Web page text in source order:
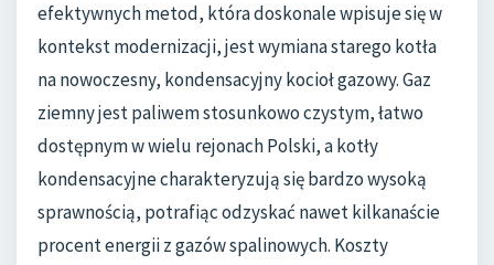
efektywnych metod, która doskonale wpisuje się w
kontekst modernizacji, jest wymiana starego kotła
na nowoczesny, kondensacyjny kocioł gazowy. Gaz
ziemny jest paliwem stosunkowo czystym, łatwo
dostępnym w wielu rejonach Polski, a kotły
kondensacyjne charakteryzują się bardzo wysoką
sprawnością, potrafiąc odzyskać nawet kilkanaście
procent energii z gazów spalinowych. Koszty